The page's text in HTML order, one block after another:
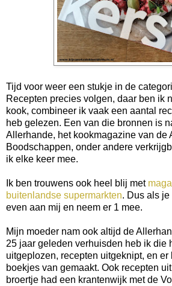
Tijd voor weer een stukje in de
Recepten precies volgen, daar ben ik
kook, combineer ik vaak een aantal
heb gelezen. Een van die bronnen is
Allerhande, het kookmagazine van de
Boodschappen, onder andere
ik elke keer mee.
Ik ben trouwens ook heel blij met
buitenlandse supermarkten. Dus als je
even aan mij en neem er 1 mee.
Mijn moeder nam ook altijd de
25 jaar geleden verhuisden heb ik die
uitgeplozen, recepten uitgeknipt, en er
boekjes van gemaakt. Ook recepten
broertje had een krantenwijk met de